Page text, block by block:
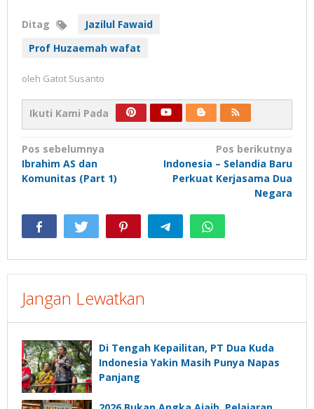
Ditag
Jazilul Fawaid
Prof Huzaemah wafat
oleh Gatot Susanto
Ikuti Kami Pada
Navigasi
pos
Pos sebelumnya
Ibrahim AS dan
Komunitas (Part 1)
Pos berikutnya
Indonesia – Selandia Baru
Perkuat Kerjasama Dua
Negara
Jangan Lewatkan
Di Tengah Kepailitan, PT Dua Kuda
Indonesia Yakin Masih Punya Napas
Panjang